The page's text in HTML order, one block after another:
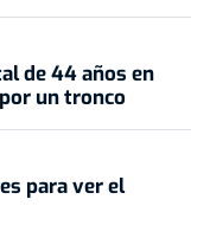
de 44 años en
un tronco
para ver el